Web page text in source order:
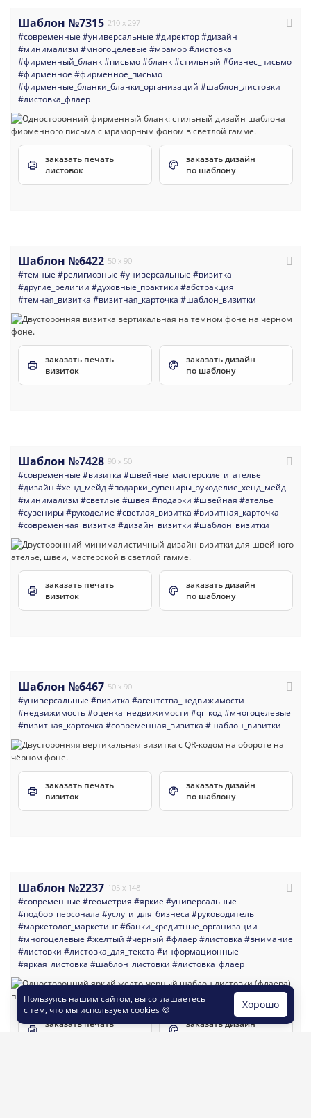
Шаблон №7315 210 x 297
#современные #универсальные #директор#дизайн
#минимализм #многоцелевые #мрамор#листовка
#фирменный_бланк#письмо#бланк#стильный #бизнес_письмо
#фирменное #фирменное_письмо
#фирменные_бланки_бланки_организаций #шаблон_листовки
#листовка_флаер
заказать печать
листовок
заказать дизайн
по шаблону
Шаблон №6422 50 x 90
#темные #религиозные #универсальные #визитка
#другие_религии #духовные_практики #абстракция
#темная_визитка #визитная_карточка #шаблон_визитки
заказать печать
визиток
заказать дизайн
по шаблону
Шаблон №7428 90 x 50
#современные #визитка #швейные_мастерские_и_ателье
#дизайн #хенд_мейд#подарки_сувениры_рукоделие_хенд_мейд
#минимализм #светлые #швея #подарки #швейная #ателье
#сувениры#рукоделие #светлая_визитка #визитная_карточка
#современная_визитка #дизайн_визитки #шаблон_визитки
заказать печать
визиток
заказать дизайн
по шаблону
Шаблон №6467 50 x 90
#универсальные #визитка #агентства_недвижимости
#недвижимость#оценка_недвижимости #qr_код#многоцелевые
#визитная_карточка #современная_визитка #шаблон_визитки
заказать печать
визиток
заказать дизайн
по шаблону
Шаблон №2237 105 x 148
#современные #геометрия #яркие #универсальные
#подбор_персонала #услуги_для_бизнеса #руководитель
#маркетолог_маркетинг#банки_кредитные_организации
#многоцелевые #желтый #черный #флаер#листовка #внимание
#листовки #листовка_для_текста #информационные
#яркая_листовка #шаблон_листовки #листовка_флаер
заказать печать
заказать дизайн
по шаблону
Пользуясь нашим сайтом, вы соглашаетесь
с тем, что мы используем cookies 🍪 Хорошо